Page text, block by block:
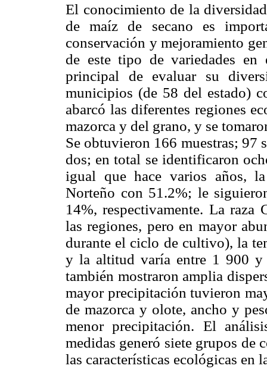
El conocimiento de la
de maíz de secano es
conservación y mejoramiento
de este tipo de variedades
principal de evaluar su
municipios (de 58 del estado)
abarcó las diferentes regiones
mazorca y del grano, y se
Se obtuvieron 166 muestras; 97
dos; en total se identificaron
igual que hace varios años,
Norteño con 51.2%; le
14%, respectivamente. La raza
las regiones, pero en mayor
durante el ciclo de cultivo), la
y la altitud varía entre 1 900 y
también mostraron amplia
mayor precipitación tuvieron
de mazorca y olote, ancho y
menor precipitación. El
medidas generó siete grupos de
las características ecológicas en